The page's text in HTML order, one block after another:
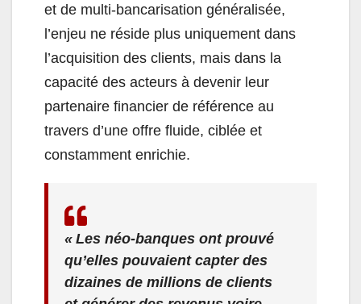
et de multi-bancarisation généralisée,
l’enjeu ne réside plus uniquement dans
l’acquisition des clients, mais dans la
capacité des acteurs à devenir leur
partenaire financier de référence au
travers d’une offre fluide, ciblée et
constamment enrichie.
« Les néo-banques ont prouvé
qu’elles pouvaient capter des
dizaines de millions de clients